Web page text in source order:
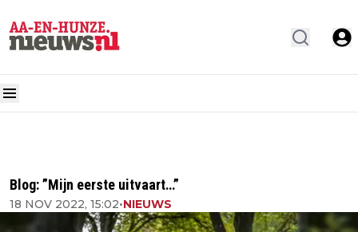
Blog: ”Mijn eerste uitvaart…”
18 NOV 2022, 15:02•NIEUWS